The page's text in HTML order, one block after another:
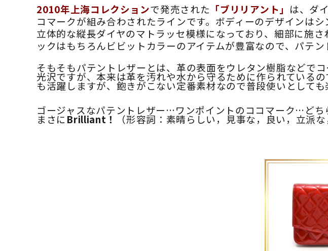
2010年上海コレクションで発売された 「ブリリアント」 は、ダ
コマークが組み合わされたラインです。ボディーのデザインは
立体的な縦長ダイヤのマトラッセ模様になっており、細部に施
ックはもちろんビビットカラーのアイテムが豊富なので、パテ
そもそもパテントレザーとは、革の表面をウレタン樹脂などで
光沢ですが、本来は革を汚れや水から守るために作られている
も活躍しますが、飽きがこない定番素材なので普段使いとして
ゴージャスなパテントレザー…ワンポイントのココマーク…ど
まさにBrilliant！ （形容詞：素晴らしい，見事な，良い，立派な